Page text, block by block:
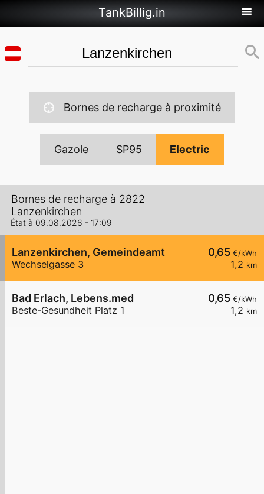
TankBillig.in
Bornes de recharge à proximité
Gazole SP95 Electric
Bornes de recharge à 2822
Lanzenkirchen
État à 09.08.2026 - 17:09
0,65 €/kWh
1,2 km
Lanzenkirchen, Gemeindeamt
Wechselgasse 3
0,65 €/kWh
1,2 km
Bad Erlach, Lebens.med
Beste-Gesundheit Platz 1